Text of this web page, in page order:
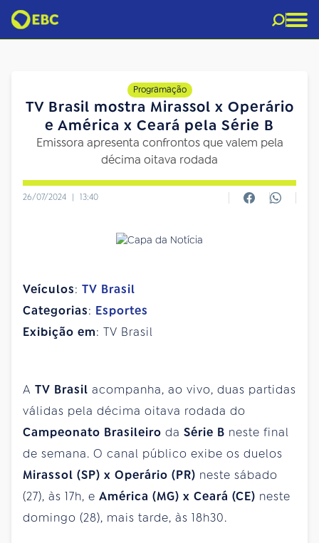
Programação
TV Brasil mostra Mirassol x Operário
e América x Ceará pela Série B
Emissora apresenta confrontos que valem pela
décima oitava rodada
26/07/2024 | 13:40
Veículos: TV Brasil
Categorias: Esportes
Exibição em: TV Brasil
A TV Brasil acompanha, ao vivo, duas partidas
válidas pela décima oitava rodada do
Campeonato Brasileiro da Série B neste final
de semana. O canal público exibe os duelos
Mirassol (SP) x Operário (PR) neste sábado
(27), às 17h, e América (MG) x Ceará (CE) neste
domingo (28), mais tarde, às 18h30.